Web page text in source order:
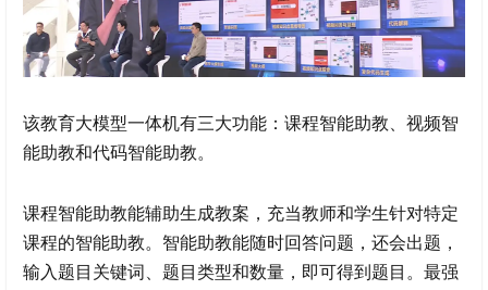
该教育大模型一体机有三大功能：课程智能助教、视频智
能助教和代码智能助教。
课程智能助教能辅助生成教案，充当教师和学生针对特定
课程的智能助教。智能助教能随时回答问题，还会出题，
输入题目关键词、题目类型和数量，即可得到题目。最强